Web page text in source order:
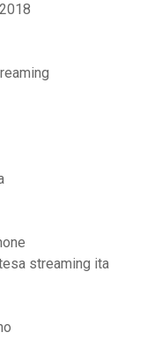
streaming ita